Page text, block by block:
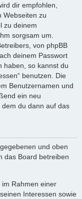
dir empfohlen,
Webseiten zu
zu deinem
sorgsam um.
von phpBB
deinem Passwort
haben, so kannst du
benutzen. Die
Benutzernamen und
ein neu
du dann auf das
und oben
das Board betreiben
Rahmen einer
Interessen sowie